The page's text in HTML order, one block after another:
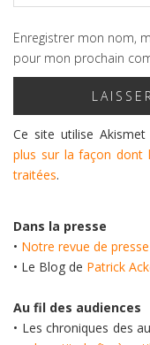
Enregistrer mon nom,
pour mon prochain
Ce site utilise
plus sur la façon dont
traitées.
Dans la presse
• Notre revue de presse
• Le Blog de Patrick
Au fil des audiences
• Les chroniques des